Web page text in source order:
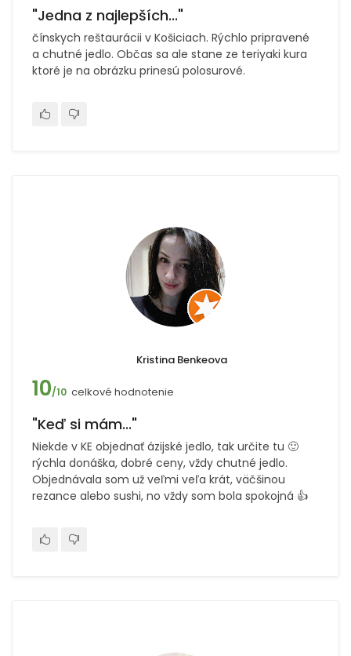
"Jedna z najlepších..."
čínskych reštaurácii v Košiciach. Rýchlo pripravené
a chutné jedlo. Občas sa ale stane ze teriyaki kura
ktoré je na obrázku prinesú polosurové.
Kristina Benkeova
10/10 celkové hodnotenie
"Keď si mám..."
Niekde v KE objednať ázijské jedlo, tak určite tu 🙂
rýchla donáška, dobré ceny, vždy chutné jedlo.
Objednávala som už veľmi veľa krát, väčšinou
rezance alebo sushi, no vždy som bola spokojná 👍